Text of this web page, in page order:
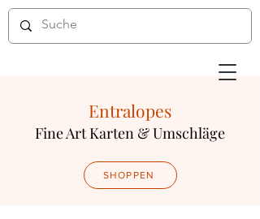
Entralopes
Fine Art Karten & Umschläge
SHOPPEN